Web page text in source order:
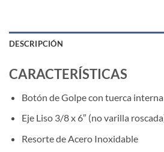
DESCRIPCIÓN
CARACTERÍSTICAS
Botón de Golpe con tuerca
Eje Liso 3/8 x 6″ (no varilla
Resorte de Acero Inoxidable